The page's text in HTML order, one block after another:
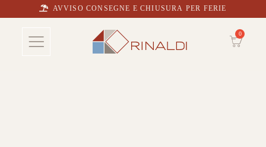
AVVISO CONSEGNE E CHIUSURA PER FERIE